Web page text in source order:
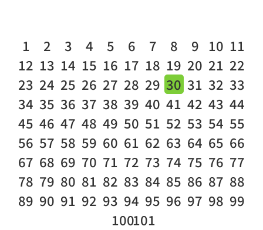
1 2 3 4 5 6 7 8 9 10 11
12 13 14 15 16 17 18 19 20 21 22
23 24 25 26 27 28 29 30 31 32 33
34 35 36 37 38 39 40 41 42 43 44
45 46 47 48 49 50 51 52 53 54 55
56 57 58 59 60 61 62 63 64 65 66
67 68 69 70 71 72 73 74 75 76 77
78 79 80 81 82 83 84 85 86 87 88
89 90 91 92 93 94 95 96 97 98 99
100101